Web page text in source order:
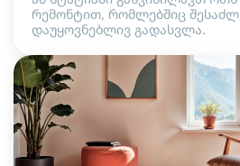
რემონტით, რომლებშიც
დაუყოვნებლივ გადასვლა.